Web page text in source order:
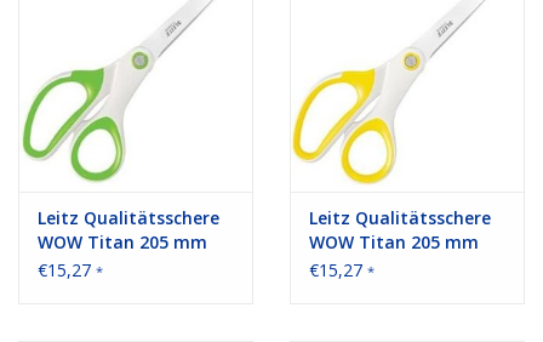
Leitz Qualitätsschere
WOW Titan 205 mm
Farbe: grün
€15,27 *
Leitz Qualitätsschere
WOW Titan 205 mm
Farbe: gelb
€15,27 *